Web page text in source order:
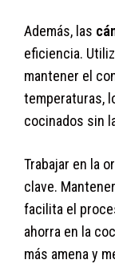
Además, las
eficiencia.
mantener el
temperaturas,
cocinados sin
Trabajar en la
clave.
facilita el
ahorra en la
más amena y